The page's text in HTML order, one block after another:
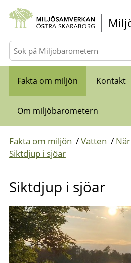
Gå direkt till sidans innehåll
Fakta om miljön Kontakt
Om miljöbarometern
Fakta om miljön /Vatten /
Siktdjup i sjöar
Siktdjup i sjöar